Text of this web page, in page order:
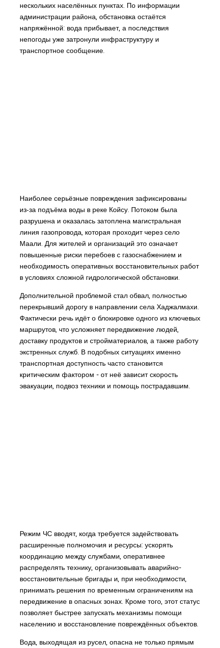
нескольких населённых пунктах. По информации
администрации района, обстановка остаётся
напряжённой: вода прибывает, а последствия
непогоды уже затронули инфраструктуру и
транспортное сообщение.
Наиболее серьёзные повреждения зафиксированы
из‑за подъёма воды в реке Койсу. Потоком была
разрушена и оказалась затоплена магистральная
линия газопровода, которая проходит через село
Маали. Для жителей и организаций это означает
повышенные риски перебоев с газоснабжением и
необходимость оперативных восстановительных работ
в условиях сложной гидрологической обстановки.
Дополнительной проблемой стал обвал, полностью
перекрывший дорогу в направлении села Хаджалмахи.
Фактически речь идёт о блокировке одного из ключевых
маршрутов, что усложняет передвижение людей,
доставку продуктов и стройматериалов, а также работу
экстренных служб. В подобных ситуациях именно
транспортная доступность часто становится
критическим фактором - от неё зависит скорость
эвакуации, подвоз техники и помощь пострадавшим.
Режим ЧС вводят, когда требуется задействовать
расширенные полномочия и ресурсы: ускорять
координацию между службами, оперативнее
распределять технику, организовывать аварийно-
восстановительные бригады и, при необходимости,
принимать решения по временным ограничениям на
передвижение в опасных зонах. Кроме того, этот статус
позволяет быстрее запускать механизмы помощи
населению и восстановление повреждённых объектов.
Вода, выходящая из русел, опасна не только прямым